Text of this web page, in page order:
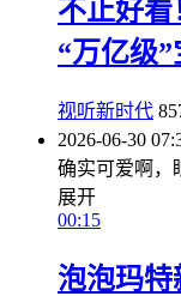
不止好
“万亿级”
视听新时代
2026-06-30
确实可爱啊，
展开
00:15
泡泡玛特